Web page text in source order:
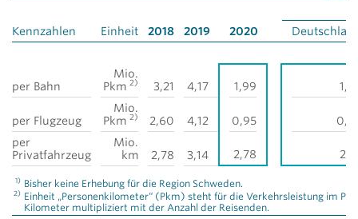
Kennzahlen
Einheit 2018 2019 2020
per Bahn
Mio.
Pkm 2) 3,21 4,17 1,99
per Flugzeug
Mio.
Pkm 2) 2,60 4,12 0,95
per
Privatfahrzeug
Mio.
km
2,78 3,14 2,78
1) Bisher keine Erhebung für die Region Schweden.
2) Einheit „Personenkilometer“ (Pkm) steht für die Verkehrsleistung im
Kilometer multipliziert mit der Anzahl der Reisenden.